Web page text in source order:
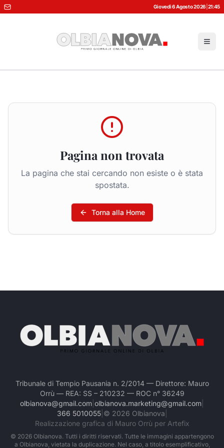
Giovedì 6 Agosto 2026 21:45
Pagina non trovata
La pagina che stai cercando non esiste o è stata
spostata.
Torna alla Home
Tribunale di Tempio Pausania n. 2/2014 — Direttore: Mauro
Orrù — REA: SS – 210232 — ROC n° 36249
olbianova@gmail.com olbianova.marketing@gmail.com
366 5010055| © 2026 Olbianova
Realizzazione grafica di Mauro Orrù per Artefix
© 2026Olbianova. Tutti i diritti riservati. Tutte le immagini appartengono
a Olbianova, vietata la duplicazione. Nel caso, a titolo esemplificativo,